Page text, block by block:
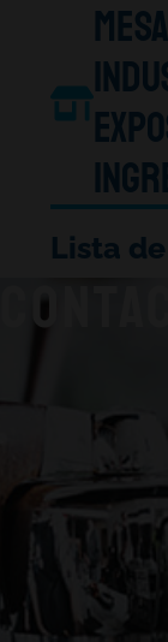
Lista